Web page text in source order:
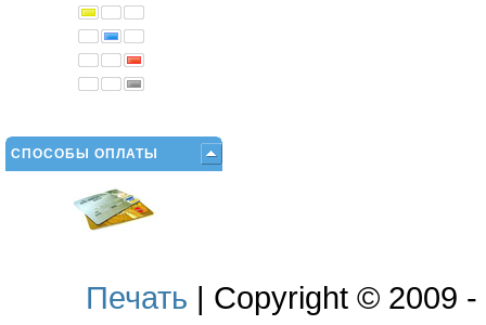
СПОСОБЫ ОПЛАТЫ
Печать | Copyright © 2009